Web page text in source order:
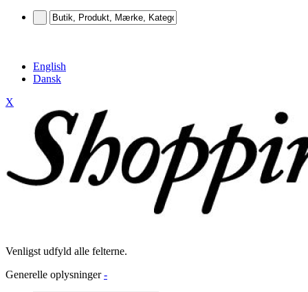
English
Dansk
X
Venligst udfyld alle felterne.
Generelle oplysninger -